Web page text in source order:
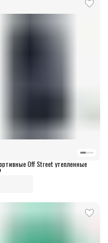
Off Street утепленные